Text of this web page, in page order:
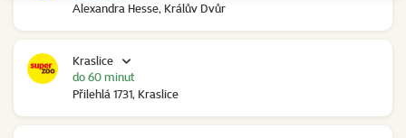
Alexandra Hesse, Králův Dvůr
Kraslice
Přilehlá 1731, Kraslice
do 60 minut